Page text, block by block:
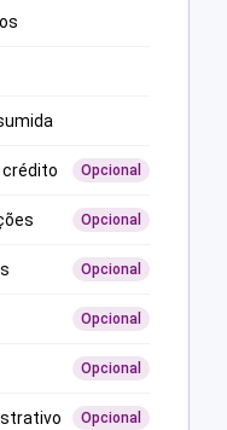
crédito Opcional
Opcional
Opcional
Opcional
Opcional
Opcional